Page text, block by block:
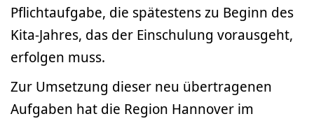
Pflichtaufgabe, die spätestens zu Beginn des
Kita-Jahres, das der Einschulung vorausgeht,
erfolgen muss.
Zur Umsetzung dieser neu übertragenen
Aufgaben hat die Region Hannover im